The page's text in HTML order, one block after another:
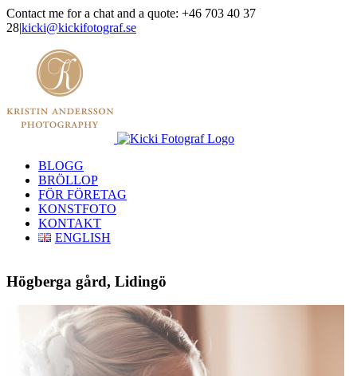
Skip
to
Contact me for a chat and a quote: +46 703 40 37
28|kicki@kickifotograf.se
BLOGG
BRÖLLOP
FÖR FÖRETAG
KONSTFOTO
KONTAKT
ENGLISH
Högberga gård, Lidingö